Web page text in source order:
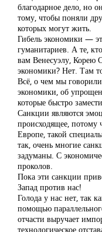
благодарное дело, но
тому, чтобы поняли
которых могут жить.
Гибель экономики —
гуманитариев. А те,
вам Венесуэлу, Корею
экономики? Нет. Там
Всё, о чем мы
экономики, об
которые быстро
Санкции являются
происходящее, потому
Европе, такой
так, очень многие
задуманы. С
проколов.
Пока эти санкции
Запад против нас!
Голода у нас нет, так
помощью
отчасти выручает
технологическое